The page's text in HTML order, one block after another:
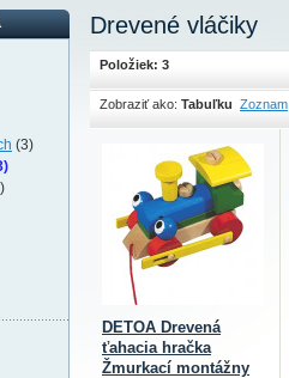
Drevené vláčiky
Položiek: 3
Zobraziť ako: Tabuľku Zoznam
DETOA Drevená
ťahacia hračka
Žmurkací montážny
(3)